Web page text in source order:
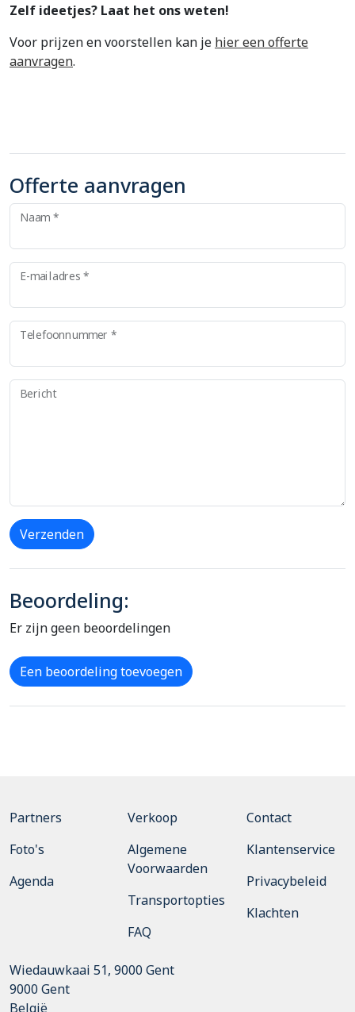
Zelf ideetjes? Laat het ons weten!
Voor prijzen en voorstellen kan je hier een offerte
aanvragen.
Offerte aanvragen
Naam *
E-mailadres *
Telefoonnummer *
Bericht
Verzenden
Beoordeling:
Er zijn geen beoordelingen
Een beoordeling toevoegen
Partners
Foto's
Agenda
Verkoop
Algemene
Voorwaarden
Transportopties
FAQ
Contact
Klantenservice
Privacybeleid
Klachten
Wiedauwkaai 51, 9000 Gent
9000 Gent
België